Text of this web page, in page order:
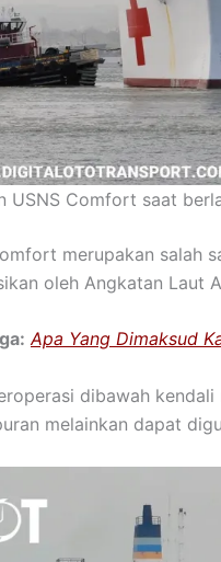
USNS Comfort saat
merupakan salah
oleh Angkatan Laut
Apa Yang Dimaksud
dibawah
melainkan dapat